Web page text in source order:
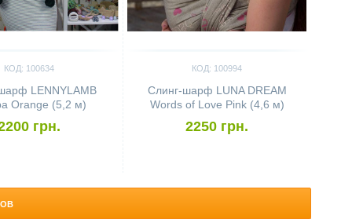
КОД: 100634
LENNYLAMB
Orange (5,2 м)
грн.
КОД: 100994
Слинг-шарф LUNA DREAM
Words of Love Pink (4,6 м)
2250 грн.